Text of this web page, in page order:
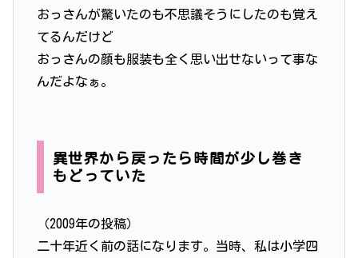
おっさんが驚いたのも不思議そうにしたのも覚え
てるんだけど
おっさんの顔も服装も全く思い出せないって事な
んだよなぁ。
異世界から戻ったら時間が少し巻き
もどっていた
（2009年の投稿）
二十年近く前の話になります。当時、私は小学四